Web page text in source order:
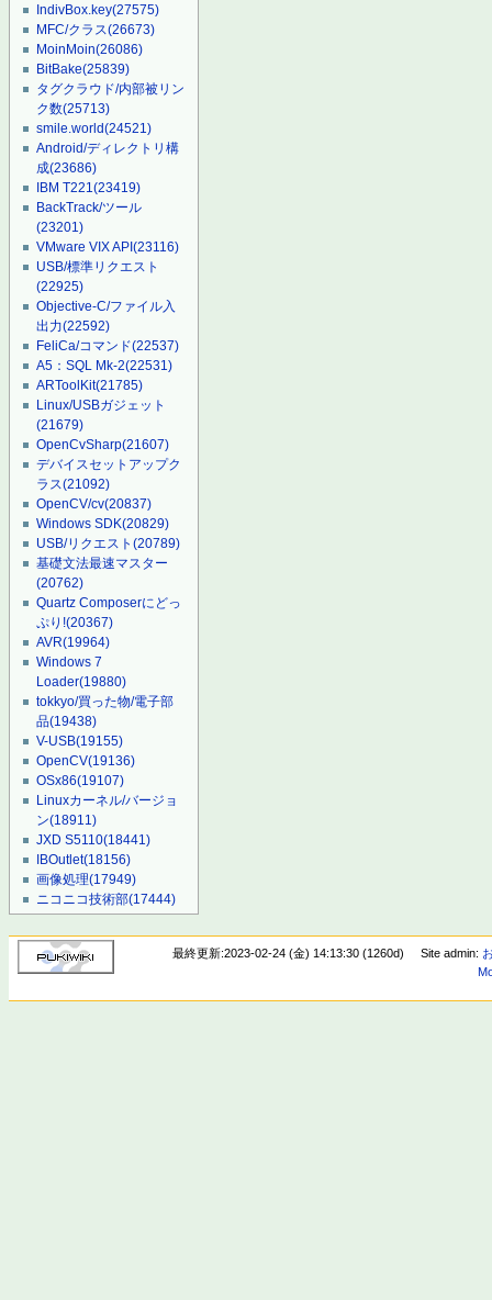
IndivBox.key(27575)
MFC/クラス(26673)
MoinMoin(26086)
BitBake(25839)
タグクラウド/内部被リン
ク数(25713)
smile.world(24521)
Android/ディレクトリ構
成(23686)
IBM T221(23419)
BackTrack/ツール
(23201)
VMware VIX API(23116)
USB/標準リクエスト
(22925)
Objective-C/ファイル入
出力(22592)
FeliCa/コマンド(22537)
A5：SQL Mk-2(22531)
ARToolKit(21785)
Linux/USBガジェット
(21679)
OpenCvSharp(21607)
デバイスセットアップク
ラス(21092)
OpenCV/cv(20837)
Windows SDK(20829)
USB/リクエスト(20789)
基礎文法最速マスター
(20762)
Quartz Composerにどっ
ぷり!(20367)
AVR(19964)
Windows 7
Loader(19880)
tokkyo/買った物/電子部
品(19438)
V-USB(19155)
OpenCV(19136)
OSx86(19107)
Linuxカーネル/バージョ
ン(18911)
JXD S5110(18441)
IBOutlet(18156)
画像処理(17949)
ニコニコ技術部(17444)
最終更新:2023-02-24 (金) 14:13:30 (1260d) Site admin: